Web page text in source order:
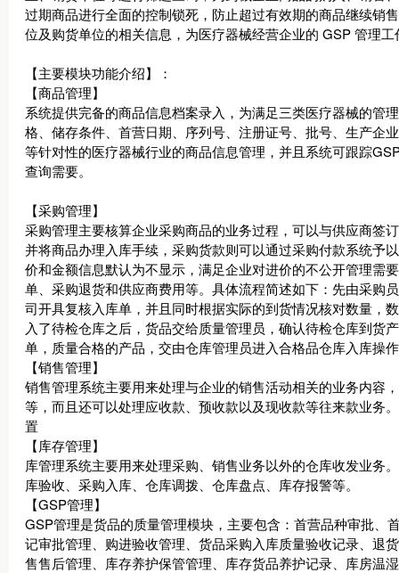
过期商品进行全面的控制锁死，防止超过有效期的商品继续销
位及购货单位的相关信息，为医疗器械经营企业的 GSP 管理
【主要模块功能介绍】：
【商品管理】
系统提供完备的商品信息档案录入，为满足三类医疗器械的管
格、储存条件、首营日期、序列号、注册证号、批号、生产企
等针对性的医疗器械行业的商品信息管理，并且系统可跟踪
查询需要。
【采购管理】
采购管理主要核算企业采购商品的业务过程，可以与供应商签
并将商品办理入库手续，采购货款则可以通过采购付款系统予
价和金额信息默认为不显示，满足企业对进价的不公开管理需
单、采购退货和供应商费用等。具体流程简述如下：先由采购
司开具复核入库单，并且同时根据实际的到货情况核对数量，
入了待检仓库之后，货品交给质量管理员，确认待检仓库到货
单，质量合格的产品，交由仓库管理员进入合格品仓库入库操
【销售管理】
销售管理系统主要用来处理与企业的销售活动相关的业务内容
等，而且还可以处理应收款、预收款以及现收款等往来款业务
置
【库存管理】
库管理系统主要用来处理采购、销售业务以外的仓库收发业务
库验收、采购入库、仓库调拨、仓库盘点、库存报警等。
【GSP管理】
GSP管理是货品的质量管理模块，主要包含：首营品种审批、
记审批管理、购进验收管理、货品采购入库质量验收记录、退
售售后管理、库存养护保管管理、库存货品养护记录、库房温